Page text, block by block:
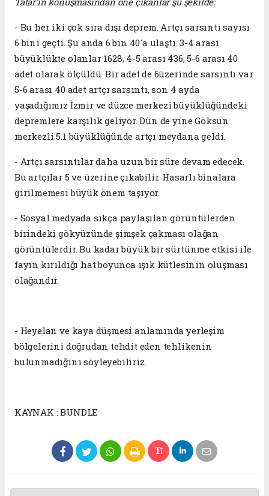
- Bu her iki çok sıra dışı deprem. Artçı sarsıntı sayısı
6 bini geçti. Şu anda 6 bin 40'a ulaştı. 3-4 arası
büyüklükte olanlar 1628, 4-5 arası 436, 5-6 arası 40
adet olarak ölçüldü. Bir adet de 6üzerinde sarsıntı var.
5-6 arası 40 adet artçı sarsıntı, son 4 ayda
yaşadığımız İzmir ve düzce merkezi büyüklüğündeki
depremlere karşılık geliyor. Dün de yine Göksun
merkezli 5.1 büyüklüğünde artçı meydana geldi.
- Artçı sarsıntılar daha uzun bir süre devam edecek.
Bu artçılar 5 ve üzerine çıkabilir. Hasarlı binalara
girilmemesi büyük önem taşıyor.
- Sosyal medyada sıkça paylaşılan görüntülerden
birindeki gökyüzünde şimşek çakması olağan
görüntülerdir. Bu kadar büyük bir sürtünme etkisi ile
fayın kırıldığı hat boyunca ışık kütlesinin oluşması
olağandır.
- Heyelan ve kaya düşmesi anlamında yerleşim
bölgelerini doğrudan tehdit eden tehlikenin
bulunmadığını söyleyebiliriz.
KAYNAK : BUNDLE